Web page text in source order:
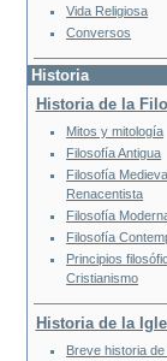
Vida Religiosa
Conversos
Historia
Historia de la
Mitos y mitología
Filosofía Antigua
Filosofía
Renacentista
Filosofía
Filosofía
Principios
Cristianismo
Historia de la
Breve historia de